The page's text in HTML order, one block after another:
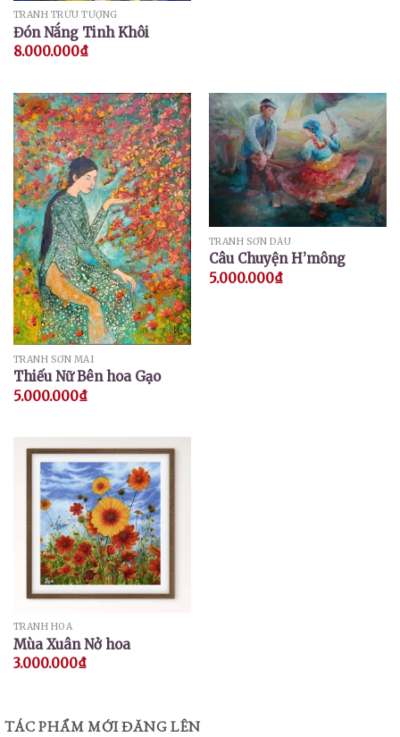
TRANH TRỪU TƯỢNG
Đón Nắng Tinh Khôi
8.000.000₫
TRANH SƠN MÀI
Thiếu Nữ Bên hoa Gạo
5.000.000₫
TRANH SƠN DẦU
Câu Chuyện H’mông
5.000.000₫
TRANH HOA
Mùa Xuân Nở hoa
3.000.000₫
TÁC PHẨM MỚI ĐĂNG LÊN